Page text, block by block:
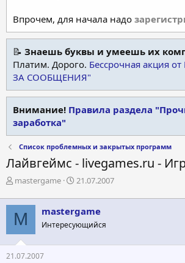
Впрочем, для начала надо
📝 Знаешь буквы и умеешь их
Платим. Дорого. Бессрочная акция
ЗА СООБЩЕНИЯ"
Внимание! Правила раздела
заработка"
Список проблемных и закрытых программ
Лайвгеймс - livegames.ru -
А
т
о
р
т
е
м
mastergame
Д
т
а
н
ч
21.07.2007
M mastergame
Интересующийся
21.07.2007